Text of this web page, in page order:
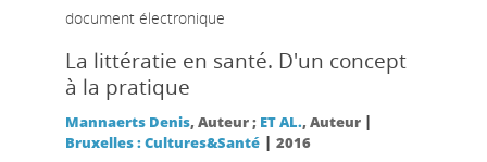
document électronique
La littératie en santé. D'un concept
à la pratique
Mannaerts Denis, Auteur ; ET AL., Auteur |
Bruxelles : Cultures&Santé| 2016